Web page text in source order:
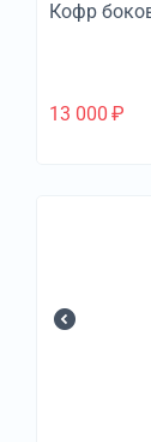
Кофр
13 000 ₽